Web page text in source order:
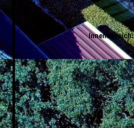
Bolabahn
Innenbereich: